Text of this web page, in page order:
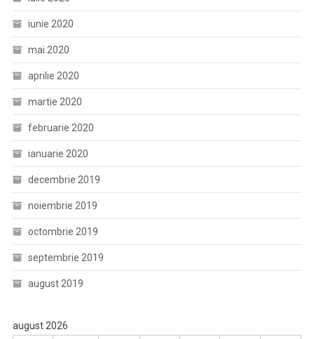
iunie 2020
mai 2020
aprilie 2020
martie 2020
februarie 2020
ianuarie 2020
decembrie 2019
noiembrie 2019
octombrie 2019
septembrie 2019
august 2019
august 2026